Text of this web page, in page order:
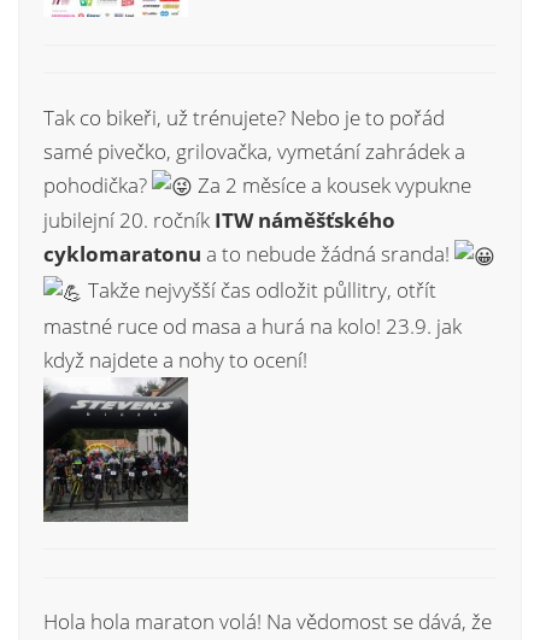
Tak co bikeři, už trénujete? Nebo je to pořád
samé pivečko, grilovačka, vymetání zahrádek a
pohodička?
Za 2 měsíce a kousek vypukne
jubilejní 20. ročník ITW náměšťského
cyklomaratonu a to nebude žádná sranda!
Takže nejvyšší čas odložit půllitry, otřít
mastné ruce od masa a hurá na kolo! 23.9. jak
když najdete a nohy to ocení!
Hola hola maraton volá! Na vědomost se dává, že